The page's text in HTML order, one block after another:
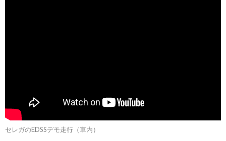
セレガのEDSSデモ走行（車内）